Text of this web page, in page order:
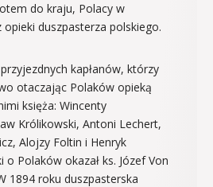
do kraju, Polacy w
duszpasterza polskiego.
kapłanów, którzy
otaczając Polaków opieką
księża: Wincenty
Królikowski, Antoni Lechert,
Alojzy Foltin i Henryk
o Polaków okazał ks. Józef Von
1894 roku duszpasterska